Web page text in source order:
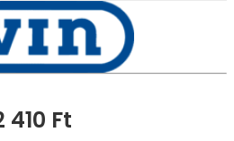
410 Ft